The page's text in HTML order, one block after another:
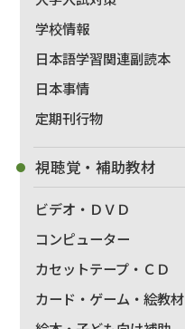
出版社名で絞り込む
学校情報
日本語学習関連副読本
日本事情
定期刊行物
視聴覚・補助教材
ビデオ・ＤＶＤ
コンピューター
カセットテープ・ＣＤ
カード・ゲーム・絵教材